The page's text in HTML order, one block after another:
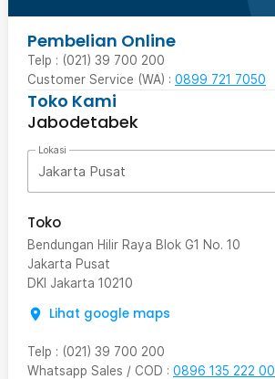
Pembelian Online
Telp : (021) 39 700 200
Customer Service (WA) : 0899 721 7050
Toko Kami
Jabodetabek
Lokasi
Jakarta Pusat
Toko
Bendungan Hilir Raya Blok G1 No. 10
Jakarta Pusat
DKI Jakarta 10210
Lihat google maps
Telp : (021) 39 700 200
Whatsapp Sales / COD : 0896 135 222 00